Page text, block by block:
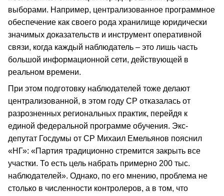
выборами. Например, централизованное программное
обеспечение как своего рода хранилище юридически
значимых доказательств и инструмент оперативной
связи, когда каждый наблюдатель – это лишь часть
большой информационной сети, действующей в
реальном времени.
При этом подготовку наблюдателей тоже делают
централизованной, в этом году СР отказалась от
разрозненных региональных практик, перейдя к
единой федеральной программе обучения. Экс-
депутат Госдумы от СР Михаил Емельянов пояснил
«НГ»: «Партия традиционно стремится закрыть все
участки. То есть цель набрать примерно 200 тыс.
наблюдателей». Однако, по его мнению, проблема не
столько в численности контролеров, а в том, что